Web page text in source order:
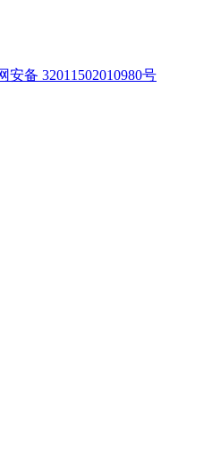
安备 32011502010980号